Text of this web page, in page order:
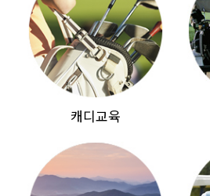
캐디교육